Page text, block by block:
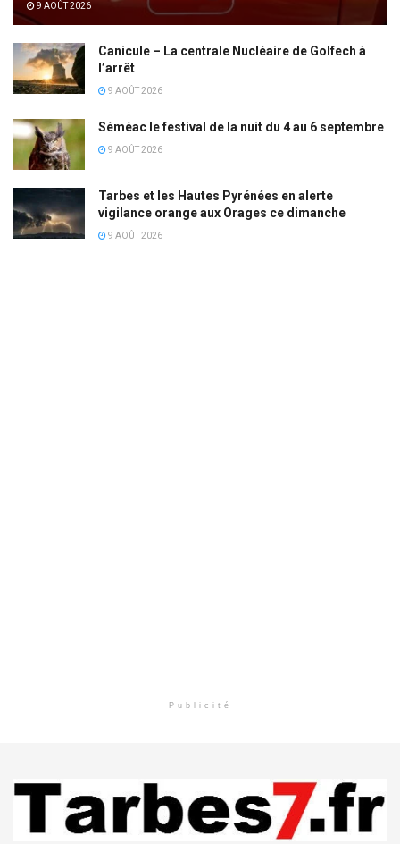
9 AOÛT 2026
Canicule – La centrale Nucléaire de Golfech à
l’arrêt
9 AOÛT 2026
Séméac le festival de la nuit du 4 au 6 septembre
9 AOÛT 2026
Tarbes et les Hautes Pyrénées en alerte
vigilance orange aux Orages ce dimanche
9 AOÛT 2026
Publicité